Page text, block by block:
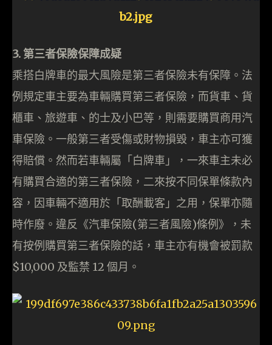
3. 第三者保險保障成疑
乘搭白牌車的最大風險是第三者保險未有保障。法
例規定車主要為車輛購買第三者保險，而貨車、貨
櫃車、旅遊車、的士及小巴等，則需要購買商用汽
車保險。一般第三者受傷或財物損毀，車主亦可獲
得賠償。然而若車輛屬「白牌車」，一來車主未必
有購買合適的第三者保險，二來按不同保單條款內
容，因車輛不適用於「取酬載客」之用，保單亦隨
時作廢。違反《汽車保險(第三者風險)條例》，未
有按例購買第三者保險的話，車主亦有機會被罰款
$10,000 及監禁 12 個月。